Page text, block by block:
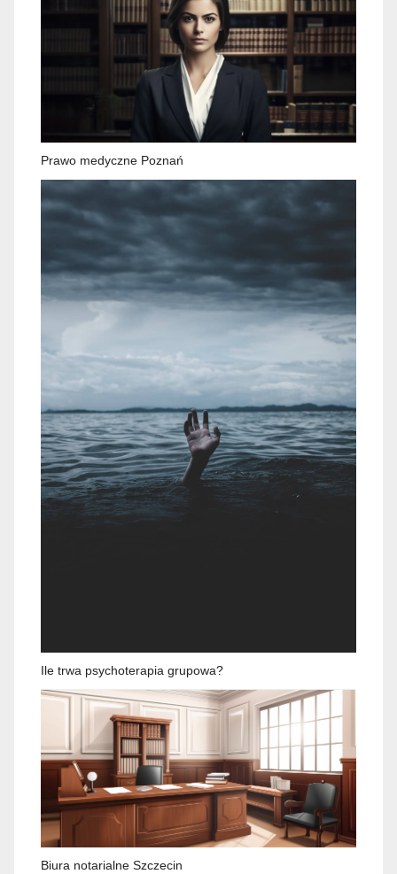
Prawo medyczne Poznań
Ile trwa psychoterapia grupowa?
Biura notarialne Szczecin